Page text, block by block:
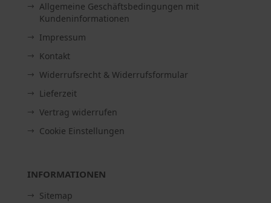
Allgemeine Geschäftsbedingungen mit
Kundeninformationen
Impressum
Kontakt
Widerrufsrecht & Widerrufsformular
Lieferzeit
Vertrag widerrufen
Cookie Einstellungen
INFORMATIONEN
Sitemap